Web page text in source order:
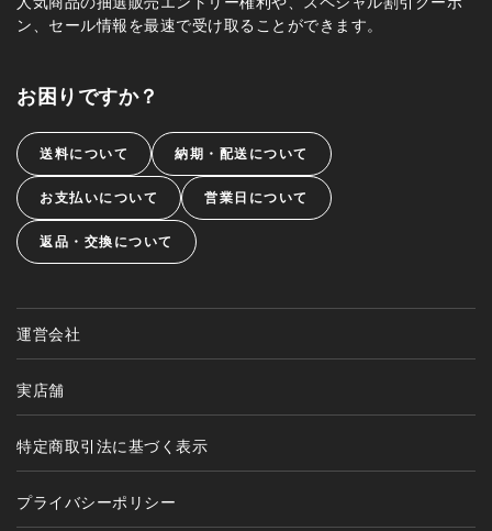
ン、セール情報を最速で受け取ることができます。
お困りですか？
送料について 納期・配送について
お支払いについて 営業日について
返品・交換について
運営会社
実店舗
特定商取引法に基づく表示
プライバシーポリシー